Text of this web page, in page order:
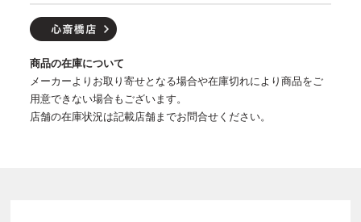
商品の在庫について
メーカーよりお取り寄せとなる場合や在庫切れにより商品をご
用意できない場合もございます。
店舗の在庫状況は記載店舗までお問合せください。